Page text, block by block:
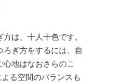
は、十人十色です。
ろぎ方をするには、自
心地はなおさらのこ
る空間のバランスも